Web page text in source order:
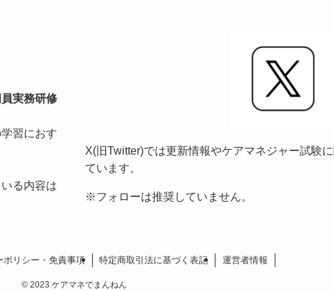
実務研修
習におす
る内容は
X(旧Twitter)では更新情報やケアマネジャー試験
ています。
※フォローは推奨していません。
ポリシー・免責事項 特定商取引法に基づく表記 運営者情報
©2023 ケアマネでまんねん